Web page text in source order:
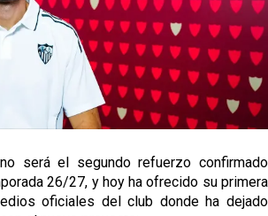
temporada pasada se vio
tirar para delante y
madridista mientras Rodri agita el
marcha al Bournemouth
será el segundo refuerzo confirmado
26/27, y hoy ha ofrecido su primera
oficiales del club donde ha dejado